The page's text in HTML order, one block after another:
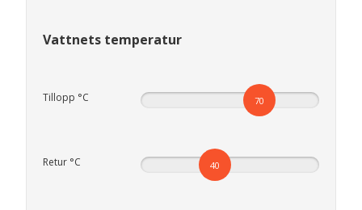
Vattnets temperatur
Tillopp °C 70
Retur °C 40